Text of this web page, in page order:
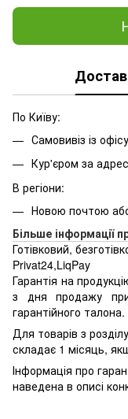
По Київу:
Самовивіз із офісу
Кур'єром за
В регіони:
Новою почтою
Більше інформації
Готівковий,
Privat24,LiqPay
Гарантія на
з дня продажу при
гарантійного талона.
Для товарів з
складає 1 місяць,
Інформація про
наведена в описі